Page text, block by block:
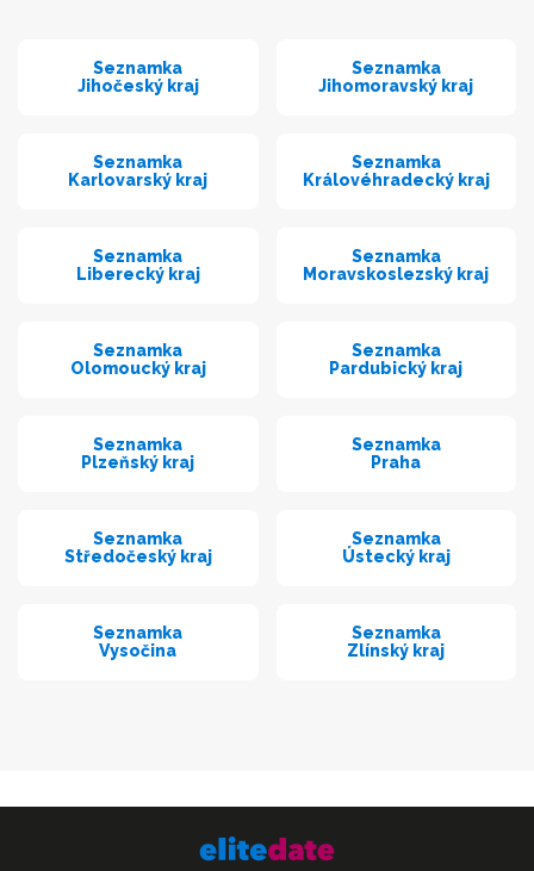
Seznamka
Jihočeský kraj
Seznamka
Jihomoravský kraj
Seznamka
Karlovarský kraj
Seznamka
Královéhradecký kraj
Seznamka
Liberecký kraj
Seznamka
Moravskoslezský kraj
Seznamka
Olomoucký kraj
Seznamka
Pardubický kraj
Seznamka
Plzeňský kraj
Seznamka
Praha
Seznamka
Středočeský kraj
Seznamka
Ústecký kraj
Seznamka
Vysočina
Seznamka
Zlínský kraj